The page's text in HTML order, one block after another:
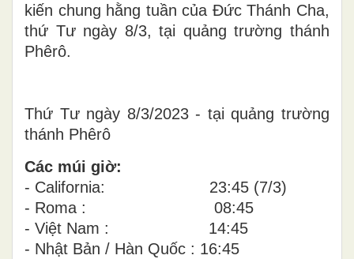
kiến chung hằng tuần của Đức Thánh Cha,
thứ Tư ngày 8/3, tại quảng trường thánh
Phêrô.
Thứ Tư ngày 8/3/2023 - tại quảng trường
thánh Phêrô
Các múi giờ:
- California: 23:45 (7/3)
- Roma : 08:45
- Việt Nam : 14:45
- Nhật Bản / Hàn Quốc : 16:45